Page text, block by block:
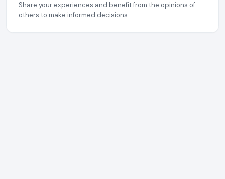
Share your experiences and benefit from the opinions of
others to make informed decisions.